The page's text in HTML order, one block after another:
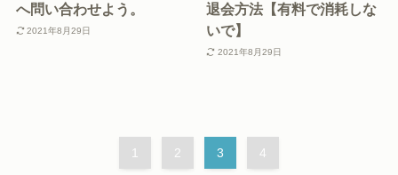
へ問い合わせよう。
2021年8月29日
退会方法【有料で消耗しな
いで】
2021年8月29日
1 2 3 4